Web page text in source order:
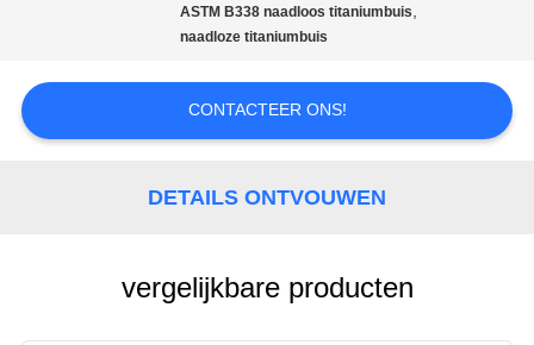
GEVALLEN
ASTM B338 naadloos titaniumbuis,
naadloze titaniumbuis
CONTACTEER ONS!
DETAILS ONTVOUWEN
vergelijkbare producten